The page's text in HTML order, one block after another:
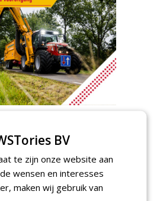
Waard gunt
2026-2027 aan
Jaro.
gunt raamovereenkomst
BV
te zijn onze website aan
wensen en interesses
maken wij gebruik van